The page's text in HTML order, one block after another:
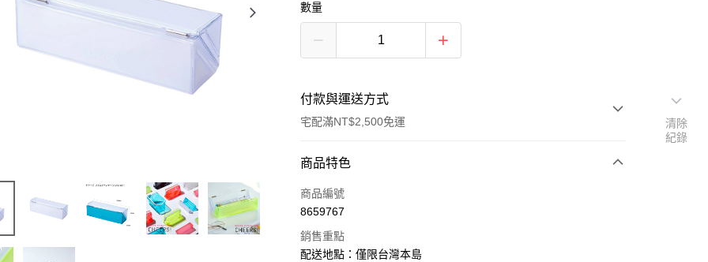
數量
付款與運送方式
宅配滿NT$2,500免運
付款方式
信用卡一次付款
街口支付
商品特色
商品編號
8659767
銷售重點
配送地點：僅限台灣本島
清除
紀錄